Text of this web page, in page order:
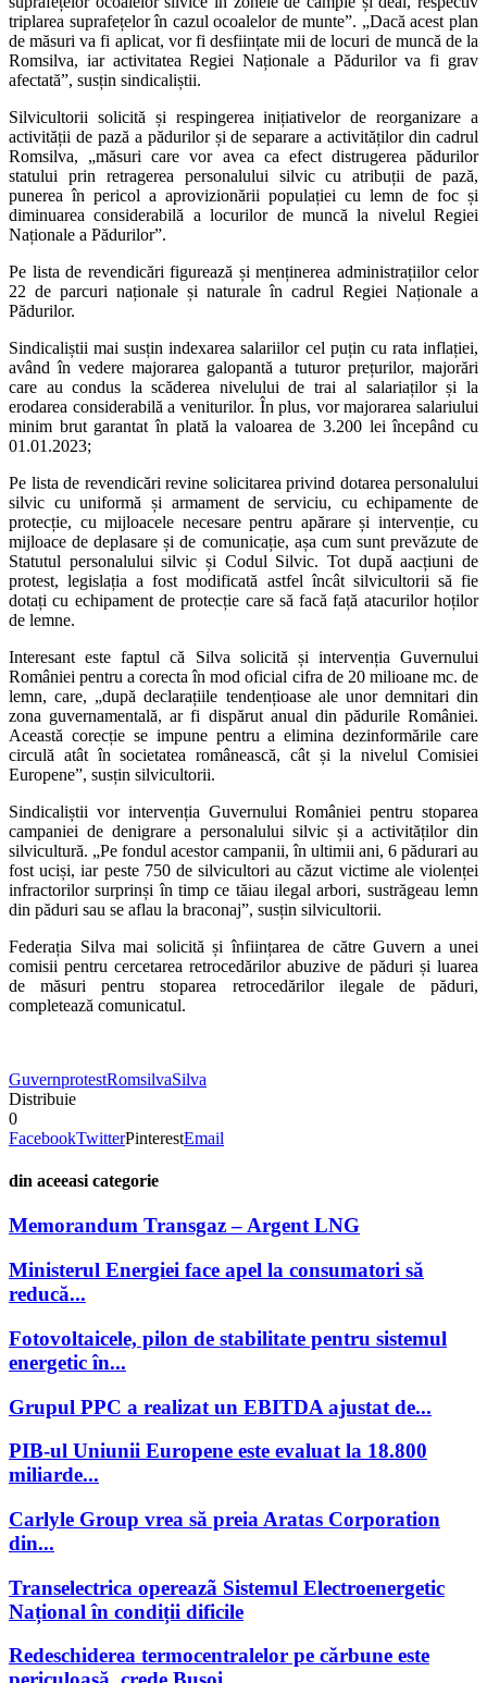
triplarea suprafețelor în cazul ocoalelor de munte”. „Dacă acest plan
de măsuri va fi aplicat, vor fi desființate mii de locuri de muncă de la
Romsilva, iar activitatea Regiei Naționale a Pădurilor va fi grav
afectată”, susțin sindicaliștii.
Silvicultorii solicită și respingerea inițiativelor de reorganizare a
activității de pază a pădurilor și de separare a activităților din cadrul
Romsilva, „măsuri care vor avea ca efect distrugerea pădurilor
statului prin retragerea personalului silvic cu atribuții de pază,
punerea în pericol a aprovizionării populației cu lemn de foc și
diminuarea considerabilă a locurilor de muncă la nivelul Regiei
Naționale a Pădurilor”.
Pe lista de revendicări figurează și menținerea administrațiilor celor
22 de parcuri naționale și naturale în cadrul Regiei Naționale a
Pădurilor.
Sindicaliștii mai susțin indexarea salariilor cel puțin cu rata inflației,
având în vedere majorarea galopantă a tuturor prețurilor, majorări
care au condus la scăderea nivelului de trai al salariaților și la
erodarea considerabilă a veniturilor. În plus, vor majorarea salariului
minim brut garantat în plată la valoarea de 3.200 lei începând cu
01.01.2023;
Pe lista de revendicări revine solicitarea privind dotarea personalului
silvic cu uniformă și armament de serviciu, cu echipamente de
protecție, cu mijloacele necesare pentru apărare și intervenție, cu
mijloace de deplasare și de comunicație, așa cum sunt prevăzute de
Statutul personalului silvic și Codul Silvic. Tot după aacțiuni de
protest, legislația a fost modificată astfel încât silvicultorii să fie
dotați cu echipament de protecție care să facă față atacurilor hoților
de lemne.
Interesant este faptul că Silva solicită și intervenția Guvernului
României pentru a corecta în mod oficial cifra de 20 milioane mc. de
lemn, care, „după declarațiile tendențioase ale unor demnitari din
zona guvernamentală, ar fi dispărut anual din pădurile României.
Această corecție se impune pentru a elimina dezinformările care
circulă atât în societatea românească, cât și la nivelul Comisiei
Europene”, susțin silvicultorii.
Sindicaliștii vor intervenția Guvernului României pentru stoparea
campaniei de denigrare a personalului silvic și a activităților din
silvicultură. „Pe fondul acestor campanii, în ultimii ani, 6 pădurari au
fost uciși, iar peste 750 de silvicultori au căzut victime ale violenței
infractorilor surprinși în timp ce tăiau ilegal arbori, sustrăgeau lemn
din păduri sau se aflau la braconaj”, susțin silvicultorii.
Federația Silva mai solicită și înființarea de către Guvern a unei
comisii pentru cercetarea retrocedărilor abuzive de păduri și luarea
de măsuri pentru stoparea retrocedărilor ilegale de păduri,
completează comunicatul.
GuvernprotestRomsilvaSilva
Distribuie
0
FacebookTwitterPinterestEmail
din aceeasi categorie
Memorandum Transgaz – Argent LNG
Ministerul Energiei face apel la consumatori să
reducă...
Fotovoltaicele, pilon de stabilitate pentru sistemul
energetic în...
Grupul PPC a realizat un EBITDA ajustat de...
PIB-ul Uniunii Europene este evaluat la 18.800
miliarde...
Carlyle Group vrea să preia Aratas Corporation
din...
Transelectrica opereazã Sistemul Electroenergetic
Național în condiții dificile
Redeschiderea termocentralelor pe cărbune este